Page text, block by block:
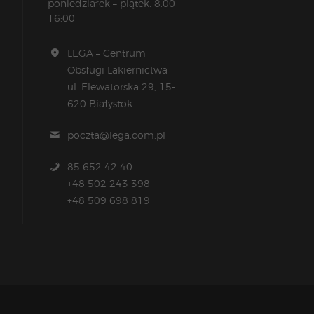
poniedziałek – piątek: 8:00-
16:00
LEGA – Centrum
Obsługi Lakiernictwa
ul. Elewatorska 29, 15-
620 Białystok
poczta@lega.com.pl
85 652 42 40
+48 502 243 398
+48 509 698 819